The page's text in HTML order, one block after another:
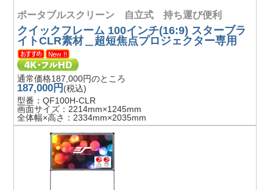
ポータブルスクリーン 自立式 持ち運び便利
クイックフレーム 100インチ(16:9) スターブラ
イトCLR素材＿超短焦点プロジェクター専用
通常価格187,000円のところ
187,000円 (税込)
型番：QF100H-CLR
画面サイズ：2214mm×1245mm
全体幅×高さ：2334mm×2035mm